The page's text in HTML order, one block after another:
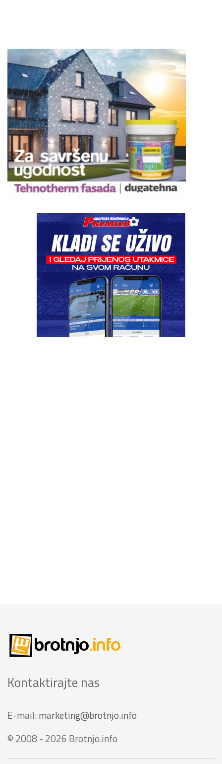
Kontaktirajte nas
E-mail: marketing@brotnjo.info
© 2008 - 2026 Brotnjo.info